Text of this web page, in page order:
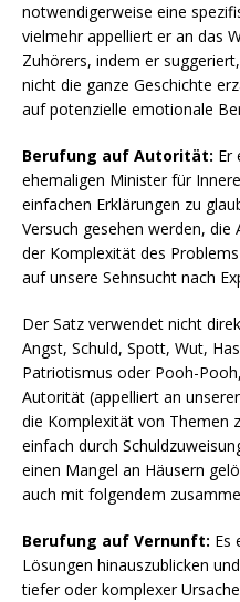
notwendigerweise eine
vielmehr appelliert er an das
Zuhörers, indem er
nicht die ganze Geschichte
auf potenzielle emotionale
Berufung auf Autorität: Er
ehemaligen Minister für
einfachen Erklärungen zu
Versuch gesehen werden,
der Komplexität des
auf unsere Sehnsucht nach
Der Satz verwendet nicht
Angst, Schuld, Spott, Wut,
Patriotismus oder Pooh-
Autorität (appelliert an
die Komplexität von Themen
einfach durch
einen Mangel an Häusern
auch mit folgendem
Berufung auf Vernunft: Es
Lösungen hinauszublicken
tiefer oder komplexer